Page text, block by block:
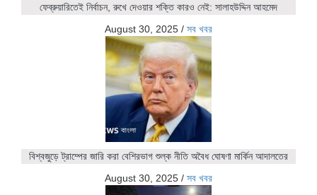
ফেব্রুয়ারিতেই নির্বাচন, রুখে দেওয়ার শক্তি কারও নেই: সালাহউদ্দিন আহমেদ
August 30, 2025 / সব খবর
বিশ্বজুড়ে ট্রাম্পের জারি করা বেশিরভাগ শুল্ক নীতি অবৈধ ঘোষণা মার্কিন আদালতের
August 30, 2025 / সব খবর